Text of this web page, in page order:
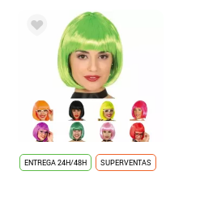
ENTREGA 24H/48H SUPERVENTAS